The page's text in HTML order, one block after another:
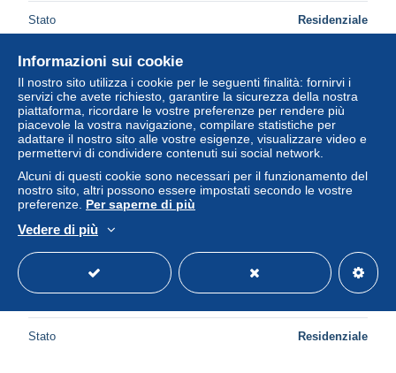
Stato Residenziale
Jean-Christian Spahni - Peru
± 2,31 USD
Stato Residenziale
Informazioni sui cookie
Il nostro sito utilizza i cookie per le seguenti finalità: fornirvi i
servizi che avete richiesto, garantire la sicurezza della nostra
piattaforma, ricordare le vostre preferenze per rendere più
piacevole la vostra navigazione, compilare statistiche per
adattare il nostro sito alle vostre esigenze, visualizzare video e
permettervi di condividere contenuti sui social network.
Alcuni di questi cookie sono necessari per il funzionamento del
nostro sito, altri possono essere impostati secondo le vostre
preferenze. Per saperne di più
Vedere di più